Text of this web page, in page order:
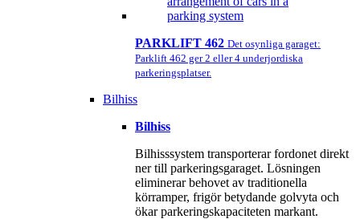
PARKLIFT 462 Det osynliga garaget:
Parklift 462 ger 2 eller 4 underjordiska
parkeringsplatser.
Bilhiss
Bilhiss
Bilhisssystem transporterar fordonet direkt
ner till parkeringsgaraget. Lösningen
eliminerar behovet av traditionella
körramper, frigör betydande golvyta och
ökar parkeringskapaciteten markant.